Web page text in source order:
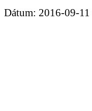
Dátum: 2016-09-11